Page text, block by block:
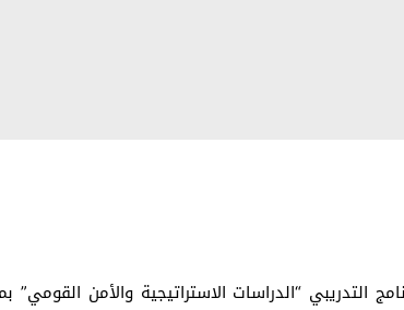
التدريبي “الدراسات الاستراتيجية والأمن